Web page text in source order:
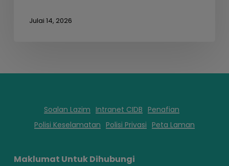
Julai 14, 2026
Soalan Lazim Intranet CIDB Penafian
Polisi Keselamatan Polisi Privasi Peta Laman
Maklumat Untuk Dihubungi